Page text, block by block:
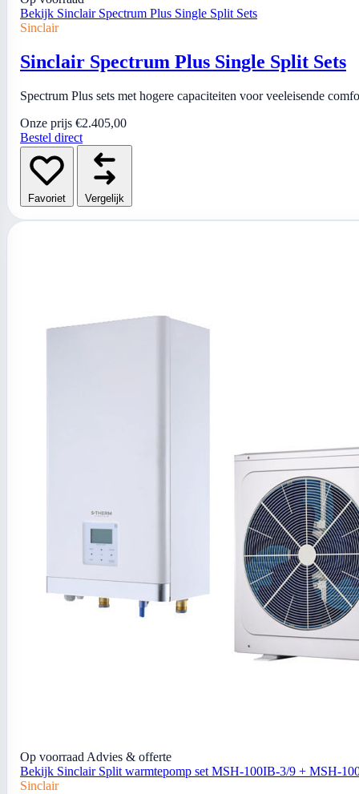
Bekijk Sinclair Spectrum Plus Single Split Sets
Sinclair
Sinclair Spectrum Plus Single Split Sets
Spectrum Plus sets met hogere capaciteiten voor veeleisende
Onze prijs €2.405,00
Bestel direct
Favoriet Vergelijk
Op voorraad Advies & offerte
Bekijk Sinclair Split warmtepomp set MSH-100IB-3/9 + MSH-
Sinclair